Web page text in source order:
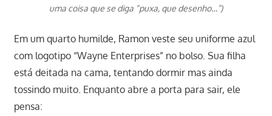
uma coisa que se diga “puxa, que desenho…”)
Em um quarto humilde, Ramon veste seu uniforme azul
com logotipo “Wayne Enterprises” no bolso. Sua filha
está deitada na cama, tentando dormir mas ainda
tossindo muito. Enquanto abre a porta para sair, ele
pensa: